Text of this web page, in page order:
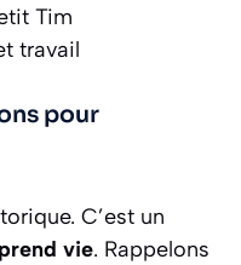
Tim
travail
pour
C’est un
vie. Rappelons